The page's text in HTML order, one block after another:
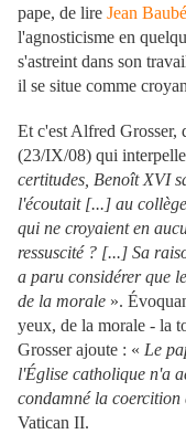
pape, de lire Jean
l'agnosticisme en
s'astreint dans son
il se situe comme
Et c'est Alfred Grosser,
(23/IX/08) qui
certitudes, Benoît XVI
l'écoutait [...] au
qui ne croyaient en
ressuscité ? [...] Sa
a paru considérer que
de la morale ».
yeux, de la morale - la
Grosser ajoute : « Le
l'Église catholique n'a
condamné la coercition
Vatican II.